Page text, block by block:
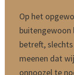
Op het
buitengewoon
betreft,
meenen dat
onnoozel te